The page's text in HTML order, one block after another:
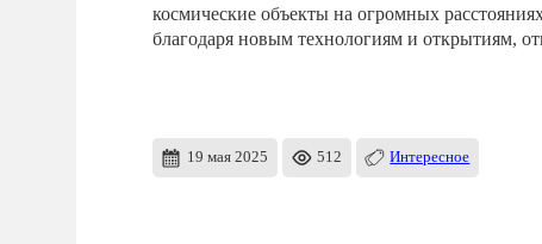
космические объекты на огромных
благодаря новым технологиям и открытиям,
19 мая 2025 512 Интересное